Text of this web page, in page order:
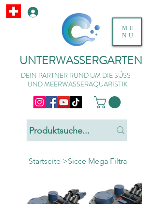
UNTERWASSERGARTEN
DEIN PARTNER RUND UM DIE SÜSS-
UND MEERWASSERAQUARISTIK
ME
NU
Startseite >Sicce Mega Filtra